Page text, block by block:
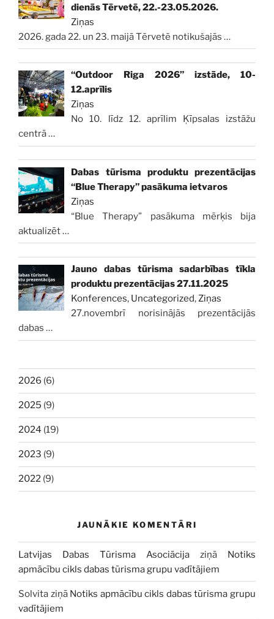
dienās Tērvetē, 22.-23.05.2026.
Ziņas
2026. gada 22. un 23. maijā Tērvetē notikušajās …
“Outdoor Riga 2026” izstāde, 10-
12.aprīlis
Ziņas
No 10. līdz 12. aprīlim Ķīpsalas izstāžu
centrā…
Dabas tūrisma produktu prezentācijas
“Blue Therapy” pasākuma ietvaros
Ziņas
“Blue Therapy” pasākuma mērķis bija
aktualizēt…
Jauno dabas tūrisma sadarbības tīkla
produktu prezentācijas 27.11.2025
Konferences, Uncategorized,Ziņas
27.novembrī norisinājās prezentācijās
dabas …
2026 (6)
2025 (9)
2024 (19)
2023 (9)
2022 (9)
JAUNĀKIE KOMENTĀRI
Latvijas Dabas Tūrisma Asociācija ziņā Notiks
apmācību cikls dabas tūrisma grupu vadītājiem
Solvita ziņā Notiks apmācību cikls dabas tūrisma grupu
vadītājiem